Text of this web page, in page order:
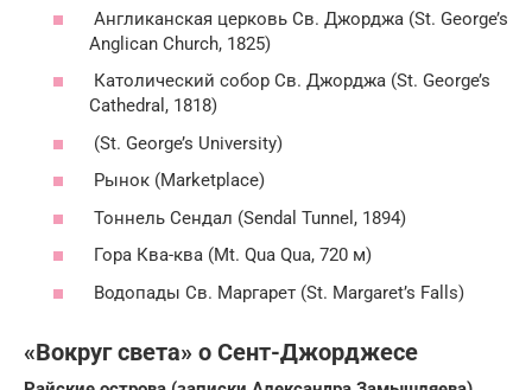
Англиканская церковь Св. Джорджа (St. George’s
Anglican Church, 1825)
Католический собор Св. Джорджа (St. George’s
Cathedral, 1818)
(St. George’s University)
Рынок (Marketplace)
Тоннель Сендал (Sendal Tunnel, 1894)
Гора Ква-ква (Mt. Qua Qua, 720 м)
Водопады Св. Маргарет (St. Margaret’s Falls)
«Вокруг света» о Сент-Джорджесе